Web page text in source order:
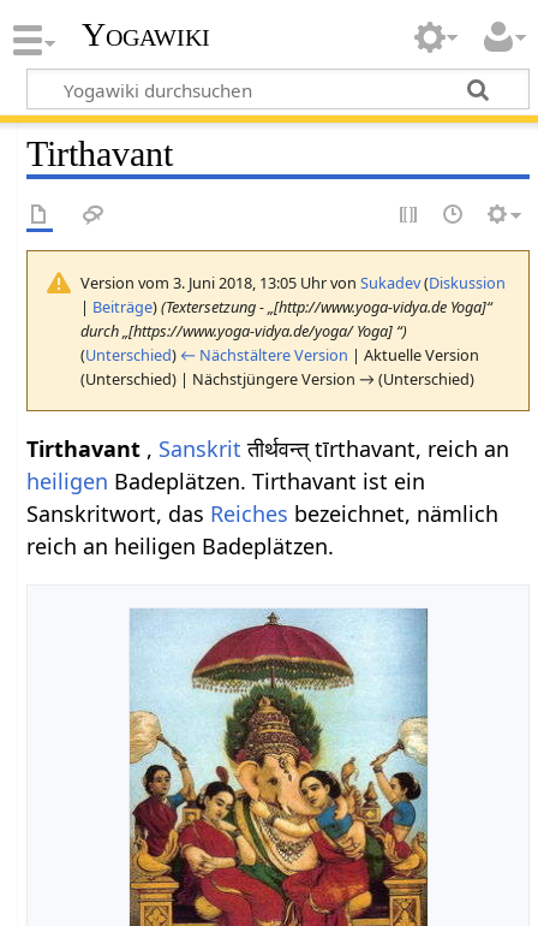
Yogawiki
Tirthavant
Version vom 3. Juni 2018, 13:05 Uhr vonSukadev(Diskussion
| Beiträge)(Textersetzung - „[http://www.yoga-vidya.de Yoga]“
durch „[https://www.yoga-vidya.de/yoga/ Yoga] “)
(Unterschied) ← Nächstältere Version | Aktuelle Version
(Unterschied) | Nächstjüngere Version → (Unterschied)
Tirthavant , Sanskrit तीर्थवन्त् tīrthavant, reich an
heiligen Badeplätzen. Tirthavant ist ein
Sanskritwort, das Reiches bezeichnet, nämlich
reich an heiligen Badeplätzen.